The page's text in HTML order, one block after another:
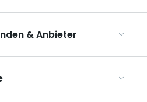
Grand Est
und Bergen
& Anbieter